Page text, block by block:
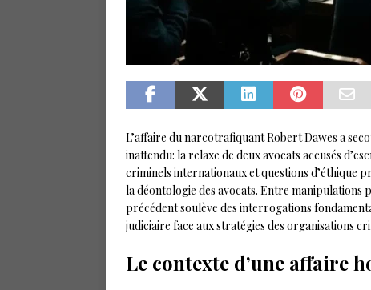
L’affaire du narcotrafiquant Robert Dawes a
inattendu: la relaxe de deux avocats accusés
criminels internationaux et questions d’éthique
la déontologie des avocats. Entre manipulations
précédent soulève des interrogations
judiciaire face aux stratégies des organisations
Le contexte d’une affaire